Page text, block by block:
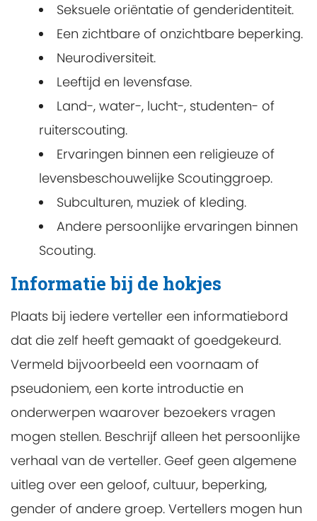
Seksuele oriëntatie of genderidentiteit.
Een zichtbare of onzichtbare beperking.
Neurodiversiteit.
Leeftijd en levensfase.
Land-, water-, lucht-, studenten- of
ruiterscouting.
Ervaringen binnen een religieuze of
levensbeschouwelijke Scoutinggroep.
Subculturen, muziek of kleding.
Andere persoonlijke ervaringen binnen
Scouting.
Informatie bij de hokjes
Plaats bij iedere verteller een informatiebord
dat die zelf heeft gemaakt of goedgekeurd.
Vermeld bijvoorbeeld een voornaam of
pseudoniem, een korte introductie en
onderwerpen waarover bezoekers vragen
mogen stellen. Beschrijf alleen het persoonlijke
verhaal van de verteller. Geef geen algemene
uitleg over een geloof, cultuur, beperking,
gender of andere groep. Vertellers mogen hun